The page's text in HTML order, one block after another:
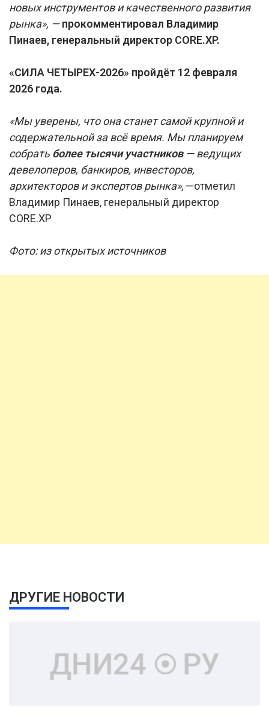
новых инструментов и качественного развития
рынка», —прокомментировал Владимир
Пинаев, генеральный директор CORE.XP.
«СИЛА ЧЕТЫРЕХ-2026» пройдёт 12 февраля
2026 года.
«Мы уверены, что она станет самой крупной и
содержательной за всё время. Мы планируем
собрать более тысячи участников— ведущих
девелоперов, банкиров, инвесторов,
архитекторов и экспертов рынка», —отметил
Владимир Пинаев, генеральный директор
CORE.XP
Фото: из открытых источников
ДРУГИЕ НОВОСТИ